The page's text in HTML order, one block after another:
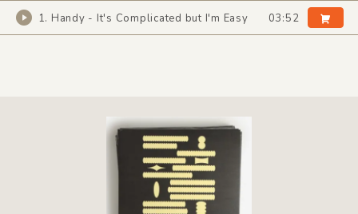
1. Handy - It's Complicated but I'm Easy 03:52